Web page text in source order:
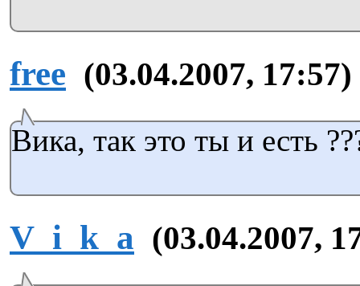
free (03.04.2007, 17:57)
Вика, так это ты и есть
V_i_k_a (03.04.2007,